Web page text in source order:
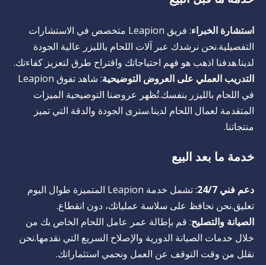
استشارة الخبراء
: فريق Leapion متخصص في الاستشارات
التفصيلية.نحن نرشدك عبر آلات اللحام بالليزر عالية الجودة
لدينا.هدفنا اذهب هو فهم احتياجاتك واقتراح طرق لتعزيز كفاءتك.
التدريب العملي على العروض التوضيحية
: شاهد تفوق Leapion
في اللحام بالليزر بنفسك.تُظهر عروضنا التوضيحية الميزات
المتقدمة لعمال اللحام لدينا.سترى الجودة والدقة التي تميز
منتجاتنا.
خدمة ما بعد البيع
دعم فني 24/7
: تشمل خدمة Leapion المتميزة طوال اليوم
تعليق.نحن نحافظ على سلاسة عملياتك، دون انقطاع.
الصيانة والتصليح: قم بإطالة عمر عامل اللحام الخاص بك من
خلال خدمات الصيانة الدورية والإصلاح السريع التي نقدمها.نحن
نقلل من وقت التوقف عن العمل ونحمي استثماراتك.